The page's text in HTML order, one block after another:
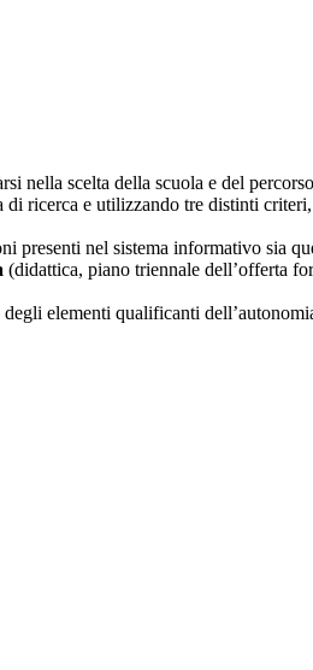
nella scelta della scuola e del
di ricerca e utilizzando tre distinti
nel sistema informativo sia
(didattica, piano triennale dell’offerta
elementi qualificanti